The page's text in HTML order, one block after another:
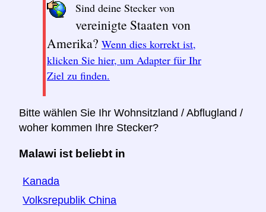
Sind deine Stecker von
vereinigte Staaten von
Amerika? Wenn dies korrekt ist,
klicken Sie hier, um Adapter für Ihr
Ziel zu finden.
Bitte wählen Sie Ihr Wohnsitzland / Abflugland /
woher kommen Ihre Stecker?
Malawi ist beliebt in
Kanada
Volksrepublik China